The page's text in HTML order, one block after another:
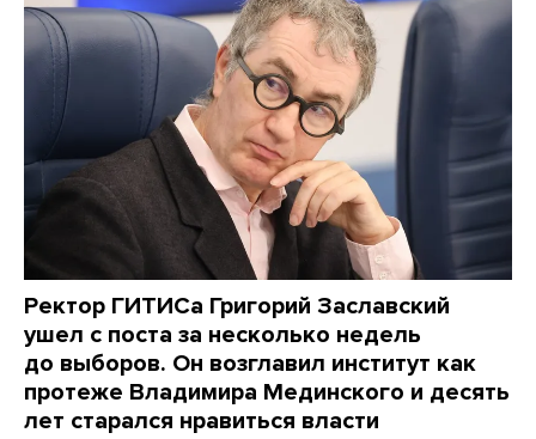
Ректор ГИТИСа Григорий Заславский
ушел с поста за несколько недель
до выборов. Он возглавил институт как
протеже Владимира Мединского и десять
лет старался нравиться власти